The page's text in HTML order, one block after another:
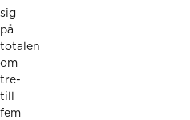
sig
på
totalen
om
tre-
till
fem